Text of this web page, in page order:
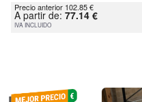
Precio anterior 102.85 €
A partir de: 77.14 €
IVA INCLUIDO